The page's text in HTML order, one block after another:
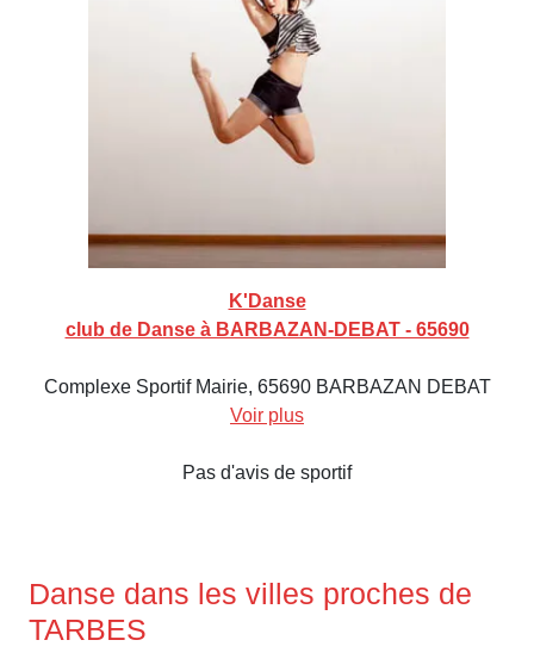
K'Danse
club de Danse à BARBAZAN-DEBAT - 65690
Complexe Sportif Mairie, 65690 BARBAZAN DEBAT
Voir plus
Pas d'avis de sportif
Danse dans les villes proches de
TARBES